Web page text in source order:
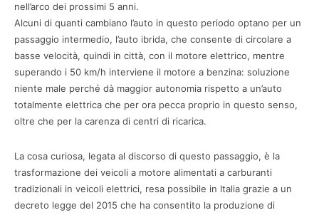
nell’arco dei prossimi 5 anni.
Alcuni di quanti cambiano l’auto in questo periodo optano per un
passaggio intermedio, l’auto ibrida, che consente di circolare a
basse velocità, quindi in città, con il motore elettrico, mentre
superando i 50 km/h interviene il motore a benzina: soluzione
niente male perché dà maggior autonomia rispetto a un’auto
totalmente elettrica che per ora pecca proprio in questo senso,
oltre che per la carenza di centri di ricarica.
La cosa curiosa, legata al discorso di questo passaggio, è la
trasformazione dei veicoli a motore alimentati a carburanti
tradizionali in veicoli elettrici, resa possibile in Italia grazie a un
decreto legge del 2015 che ha consentito la produzione di